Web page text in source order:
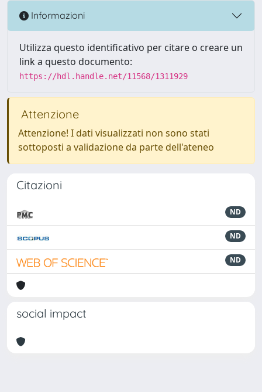
Informazioni
Utilizza questo identificativo per citare o creare un
link a questo documento:
https://hdl.handle.net/11568/1311929
Attenzione
Attenzione! I dati visualizzati non sono stati
sottoposti a validazione da parte dell'ateneo
Citazioni
ND
ND
ND
social impact